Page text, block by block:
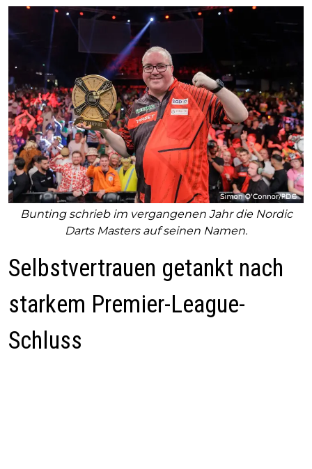
Bunting schrieb im vergangenen Jahr die Nordic
Darts Masters auf seinen Namen.
Selbstvertrauen getankt nach
starkem Premier-League-
Schluss